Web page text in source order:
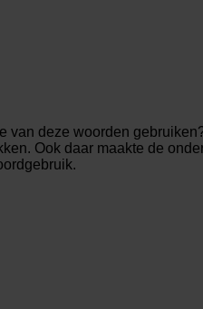
deze woorden
Ook daar maakte de